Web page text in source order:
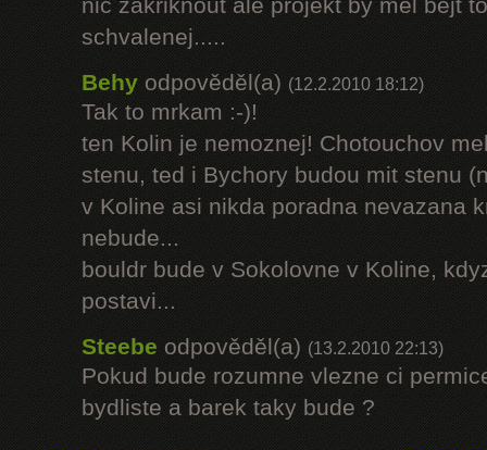
nic zakriknout ale projekt by mel bejt
schvalenej.....
Behy odpověděl(a) (12.2.2010 18:12)
Tak to mrkam :-)!
ten Kolin je nemoznej! Chotouchov
stenu, ted i Bychory budou mit stenu
v Koline asi nikda poradna nevazana
nebude...
bouldr bude v Sokolovne v Koline,
postavi...
Steebe odpověděl(a) (13.2.2010 22:13)
Pokud bude rozumne vlezne ci
bydliste a barek taky bude ?